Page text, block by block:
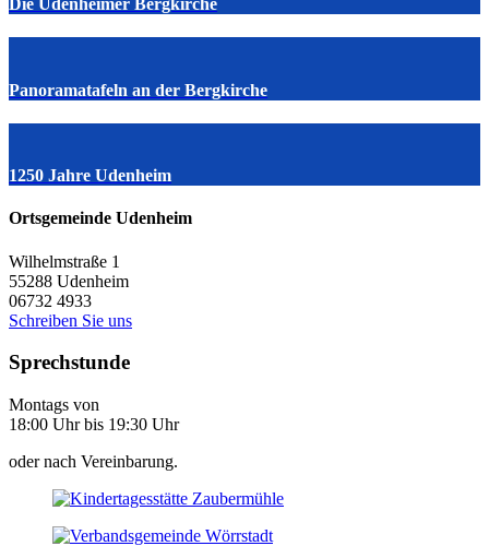
Die Udenheimer Bergkirche
Panoramatafeln an der Bergkirche
1250 Jahre Udenheim
Ortsgemeinde Udenheim
Wilhelmstraße 1
55288 Udenheim
06732 4933
Schreiben Sie uns
Sprechstunde
Montags von
18:00 Uhr bis 19:30 Uhr
oder nach Vereinbarung.